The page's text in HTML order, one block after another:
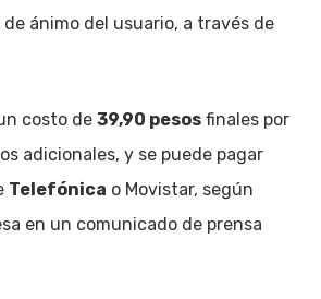
ánimo del usuario, a través de
costo de 39,90 pesosfinales por
adicionales, y se puede pagar
Telefónica o Movistar, según
en un comunicado de prensa